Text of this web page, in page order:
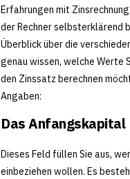
Erfahrungen mit
der Rechner selbsterklärend
Überblick über die
genau wissen, welche Werte
den Zinssatz berechnen
Angaben:
Das Anfangskapital
Dieses Feld füllen Sie aus,
einbeziehen wollen. Es